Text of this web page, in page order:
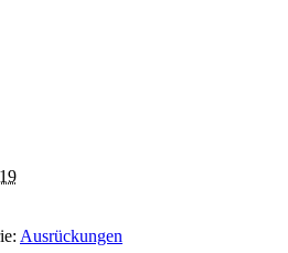
Ausrückungen